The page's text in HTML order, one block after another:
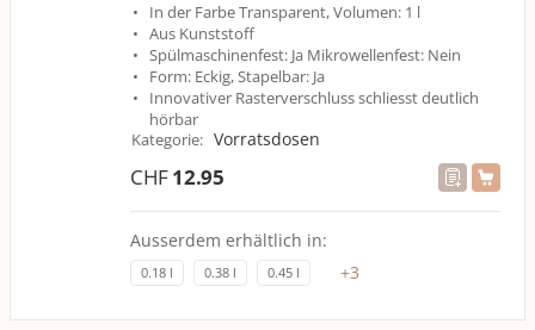
In der Farbe Transparent, Volumen: 1 l
Aus Kunststoff
Spülmaschinenfest: Ja Mikrowellenfest: Nein
Form: Eckig, Stapelbar: Ja
Innovativer Rasterverschluss schliesst deutlich
hörbar
Kategorie: Vorratsdosen
CHF12.95
Ausserdem erhältlich in:
0.18 l 0.38 l 0.45 l +3